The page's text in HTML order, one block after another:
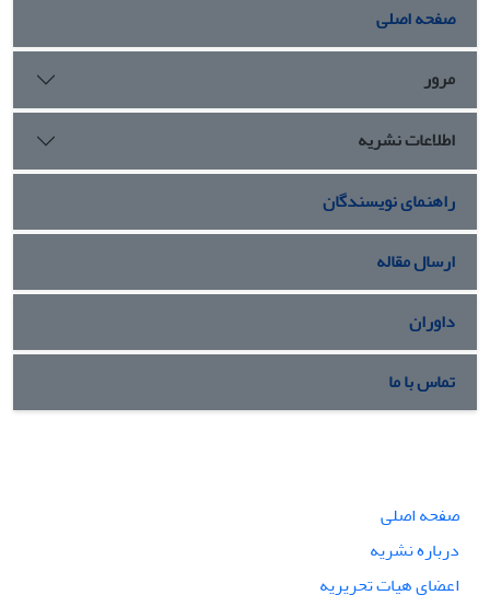
صفحه اصلی
مرور
اطلاعات نشریه
راهنمای نویسندگان
ارسال مقاله
داوران
تماس با ما
صفحه اصلی
درباره نشریه
اعضای هیات تحریریه